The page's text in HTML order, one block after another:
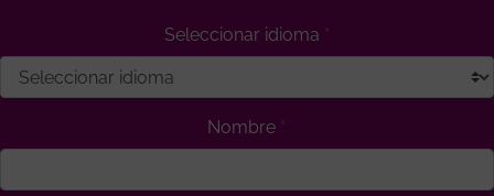
Seleccionar idioma
Nombre